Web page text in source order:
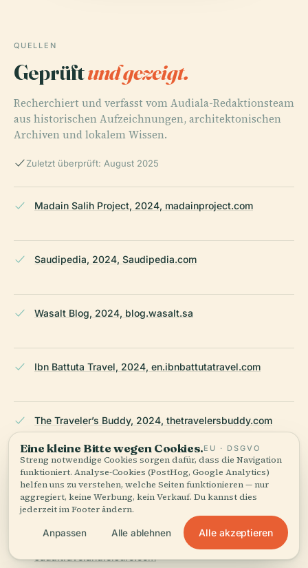
QUELLEN
Geprüftund gezeigt.
Recherchiert und verfasst vom Audiala-Redaktionsteam
aus historischen Aufzeichnungen, architektonischen
Archiven und lokalem Wissen.
Zuletzt überprüft: August 2025
Madain Salih Project, 2024, madainproject.com
Saudipedia, 2024, Saudipedia.com
Wasalt Blog, 2024, blog.wasalt.sa
Ibn Battuta Travel, 2024, en.ibnbattutatravel.com
The Traveler’s Buddy, 2024, thetravelersbuddy.com
Saudi Arabia Immigration, 2025,
saudiarabiaimmigration.org
Saudi Travel and Leisure, 2024,
sauditravelandleisure.com
Eine kleine Bitte wegen Cookies.EU · DSGVO
Streng notwendige Cookies sorgen dafür, dass die Navigation
funktioniert. Analyse-Cookies (PostHog, Google Analytics)
helfen uns zu verstehen, welche Seiten funktionieren — nur
aggregiert, keine Werbung, kein Verkauf. Du kannst dies
jederzeit im Footer ändern.
Anpassen Alle ablehnen Alle akzeptieren